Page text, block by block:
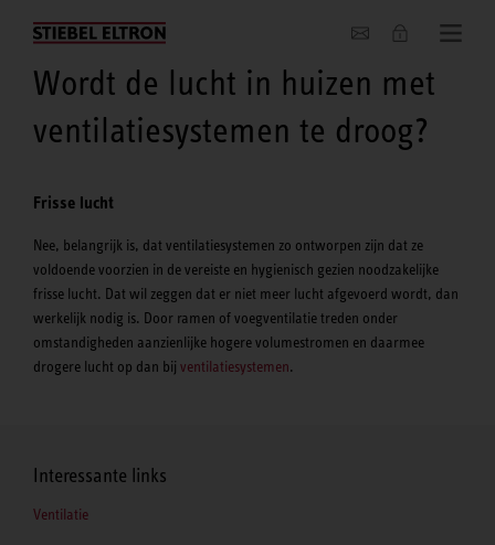
Actueel
Wordt de lucht in huizen met
ventilatiesystemen te droog?
Frisse lucht
Nee, belangrijk is, dat ventilatiesystemen zo ontworpen zijn dat ze
voldoende voorzien in de vereiste en hygienisch gezien noodzakelijke
frisse lucht. Dat wil zeggen dat er niet meer lucht afgevoerd wordt, dan
werkelijk nodig is. Door ramen of voegventilatie treden onder
omstandigheden aanzienlijke hogere volumestromen en daarmee
drogere lucht op dan bij ventilatiesystemen.
Interessante links
Ventilatie